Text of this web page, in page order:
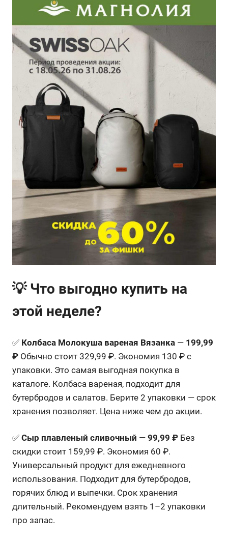
💡 Что выгодно купить на
этой неделе?
✅ Колбаса Молокуша вареная Вязанка — 199,99
₽ Обычно стоит 329,99 ₽. Экономия 130 ₽ с
упаковки. Это самая выгодная покупка в
каталоге. Колбаса вареная, подходит для
бутербродов и салатов. Берите 2 упаковки — срок
хранения позволяет. Цена ниже чем до акции.
✅ Сыр плавленый сливочный — 99,99 ₽ Без
скидки стоит 159,99 ₽. Экономия 60 ₽.
Универсальный продукт для ежедневного
использования. Подходит для бутербродов,
горячих блюд и выпечки. Срок хранения
длительный. Рекомендуем взять 1–2 упаковки
про запас.